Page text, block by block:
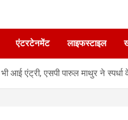
एंटरटेनमेंट लाइफस्टाइल
आई एंट्री, एसपी पारुल माथुर ने